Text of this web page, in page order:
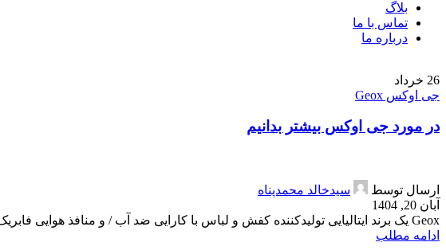
بلاگ
تماس با ما
درباره ما
26 خرداد
جی اوکس Geox
در مورد جی اوکس بیشتر بدانیم
ارسال توسط
سیدخالد محمدپناه
آبان 20, 1404
Geox یک برند ایتالیایی تولیدکننده کفش و لباس با کارایی ضد آب / و منافذ هوایی فابریک است. این کمپانی در سال ۱۹۹۵ توسط ماریو مورتی پولگا...
ادامه مطلب